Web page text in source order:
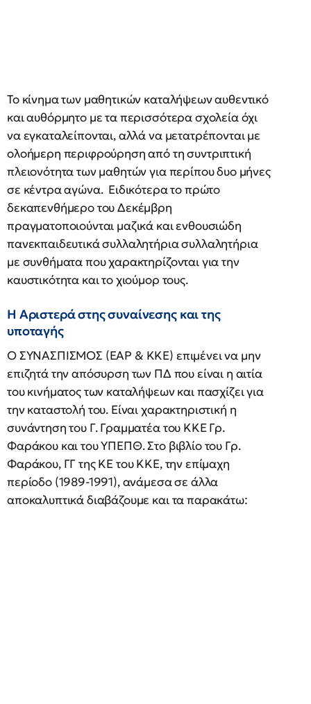
Το κίνημα των μαθητικών καταλήψεων αυθεντικό
και αυθόρμητο με τα περισσότερα σχολεία όχι
να εγκαταλείπονται, αλλά να μετατρέπονται με
ολοήμερη περιφρούρηση από τη συντριπτική
πλειονότητα των μαθητών για περίπου δυο μήνες
σε κέντρα αγώνα. Ειδικότερα το πρώτο
δεκαπενθήμερο του Δεκέμβρη
πραγματοποιούνται μαζικά και ενθουσιώδη
πανεκπαιδευτικά συλλαλητήρια συλλαλητήρια
με συνθήματα που χαρακτηρίζονται για την
καυστικότητα και το χιούμορ τους.
Η Αριστερά στης συναίνεσης και της
υποταγής
Ο ΣΥΝΑΣΠΙΣΜΟΣ (ΕΑΡ & ΚΚΕ) επιμένει να μην
επιζητά την απόσυρση των ΠΔ που είναι η αιτία
του κινήματος των καταλήψεων και πασχίζει για
την καταστολή του. Είναι χαρακτηριστική η
συνάντηση του Γ. Γραμματέα του ΚΚΕ Γρ.
Φαράκου και του ΥΠΕΠΘ. Στο βιβλίο του Γρ.
Φαράκου, ΓΓ της ΚΕ του ΚΚΕ, την επίμαχη
περίοδο (1989-1991), ανάμεσα σε άλλα
αποκαλυπτικά διαβάζουμε και τα παρακάτω: